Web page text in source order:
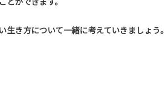
とができます。
生き方について一緒に考えていきましょう。